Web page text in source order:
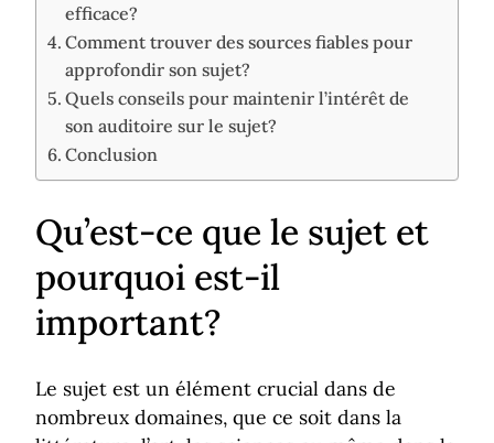
efficace?
Comment trouver des sources fiables pour
approfondir son sujet?
Quels conseils pour maintenir l’intérêt de
son auditoire sur le sujet?
Conclusion
Qu’est-ce que le sujet et
pourquoi est-il
important?
Le sujet est un élément crucial dans de
nombreux domaines, que ce soit dans la